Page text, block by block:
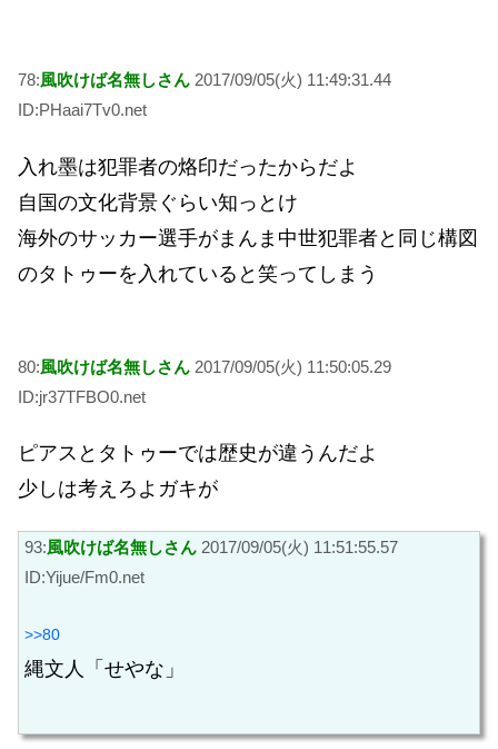
78:風吹けば名無しさん 2017/09/05(火) 11:49:31.44
ID:PHaai7Tv0.net
入れ墨は犯罪者の烙印だったからだよ
自国の文化背景ぐらい知っとけ
海外のサッカー選手がまんま中世犯罪者と同じ構図
のタトゥーを入れていると笑ってしまう
80:風吹けば名無しさん 2017/09/05(火) 11:50:05.29
ID:jr37TFBO0.net
ピアスとタトゥーでは歴史が違うんだよ
少しは考えろよガキが
93:風吹けば名無しさん 2017/09/05(火) 11:51:55.57
ID:Yijue/Fm0.net
>>80
縄文人「せやな」